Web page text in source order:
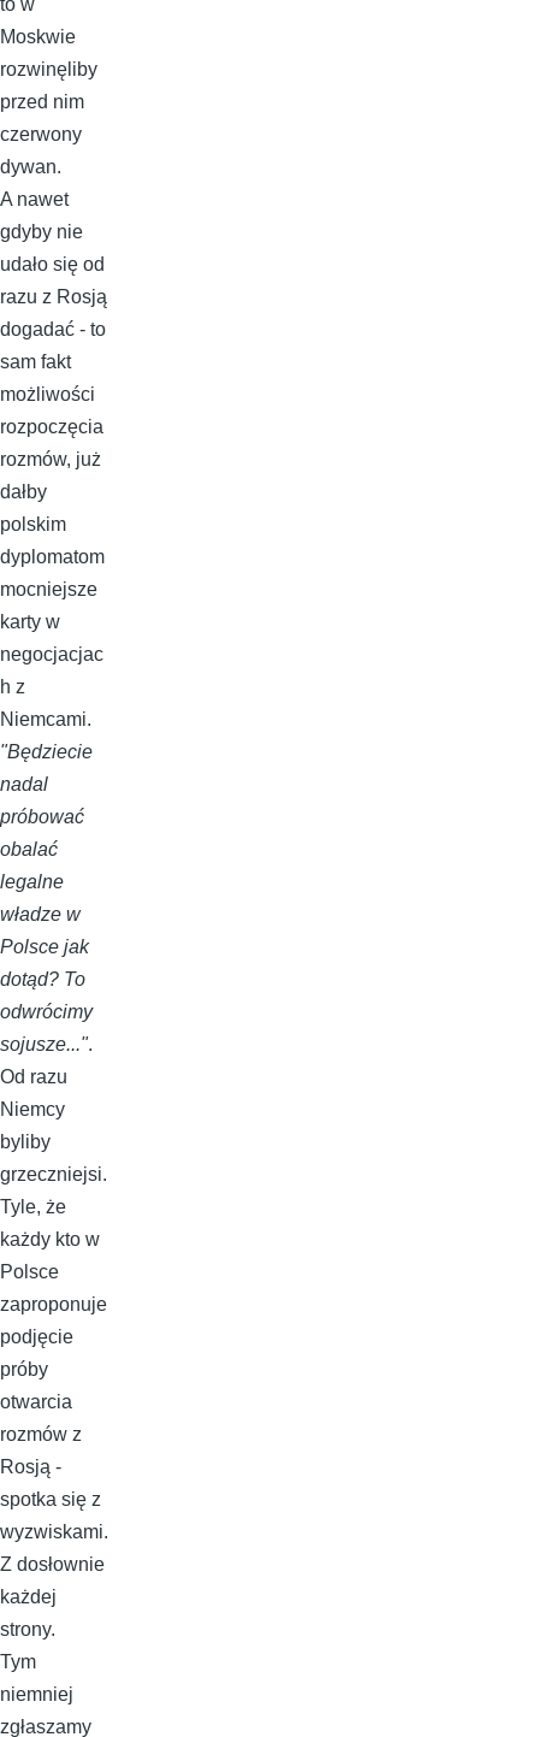
to w
Moskwie
rozwinęliby
przed nim
czerwony
dywan.
A nawet
gdyby nie
udało się od
razu z Rosją
dogadać - to
sam fakt
możliwości
rozpoczęcia
rozmów, już
dałby
polskim
dyplomatom
mocniejsze
karty w
negocjacjac
h z
Niemcami.
"Będziecie
nadal
próbować
obalać
legalne
władze w
Polsce jak
dotąd? To
odwrócimy
sojusze...".
Od razu
Niemcy
byliby
grzeczniejsi.
Tyle, że
każdy kto w
Polsce
zaproponuje
podjęcie
próby
otwarcia
rozmów z
Rosją -
spotka się z
wyzwiskami.
Z dosłownie
każdej
strony.
Tym
niemniej
zgłaszamy